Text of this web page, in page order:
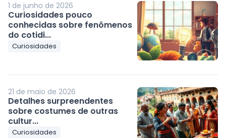
1 de junho de 2026
Curiosidades pouco
conhecidas sobre fenômenos
do cotidi...
Curiosidades
21 de maio de 2026
Detalhes surpreendentes
sobre costumes de outras
cultur...
Curiosidades